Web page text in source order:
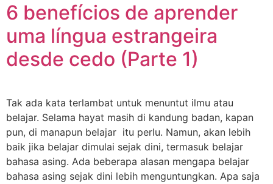
6 benefícios de aprender
uma língua estrangeira
desde cedo (Parte 1)
Tak ada kata terlambat untuk menuntut ilmu atau
belajar. Selama hayat masih di kandung badan, kapan
pun, di manapun belajar itu perlu. Namun, akan lebih
baik jika belajar dimulai sejak dini, termasuk belajar
bahasa asing. Ada beberapa alasan mengapa belajar
bahasa asing sejak dini lebih menguntungkan. Apa saja